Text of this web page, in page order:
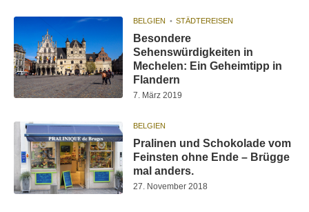
BELGIEN STÄDTEREISEN
Besondere
Sehenswürdigkeiten in
Mechelen: Ein Geheimtipp in
Flandern
7. März 2019
BELGIEN
Pralinen und Schokolade vom
Feinsten ohne Ende – Brügge
mal anders.
27. November 2018